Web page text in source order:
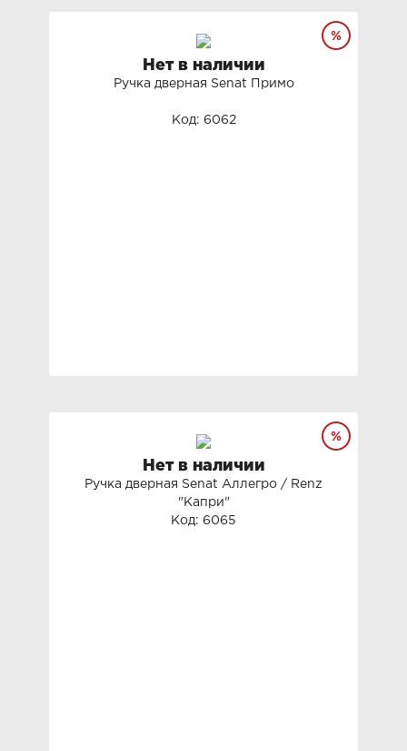
Нет в наличии
Ручка дверная Senat Примо
Код: 6062
Нет в наличии
Ручка дверная Senat Аллегро / Renz
"Капри"
Код: 6065